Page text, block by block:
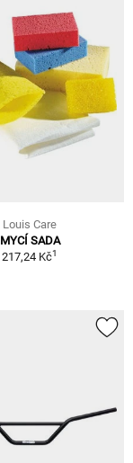
Louis Care
MYCÍ SADA
217,24 Kč1